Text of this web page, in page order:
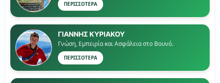
ΠΕΡΙΣΣΟΤΕΡΑ
ΓΙΑΝΝΗΣ ΚΥΡΙΑΚΟΥ
Γνώση, Εμπειρία και Ασφάλεια στο Βουνό.
ΠΕΡΙΣΣΟΤΕΡΑ